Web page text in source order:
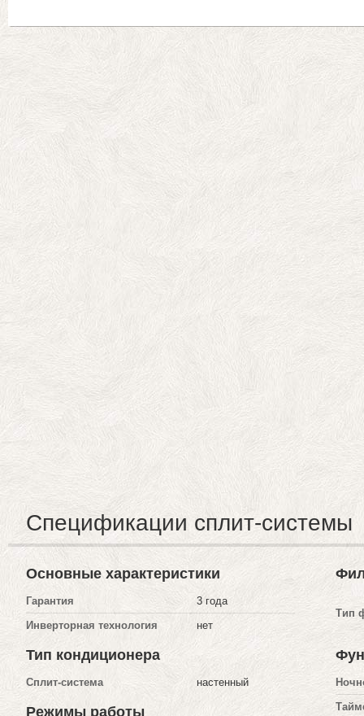
Спецификации сплит-системы
Основные характеристики
Гарантия
3 года
Инверторная технология
нет
Тип кондиционера
Сплит-система настенный
Режимы работы
Тип